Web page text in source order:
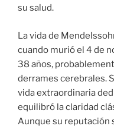
su salud.
La vida de
cuando murió el 4 de
38 años,
derrames cerebrales.
vida extraordinaria
equilibró la claridad
Aunque su reputación